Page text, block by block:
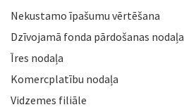
Nekustamo īpašumu vērtēšana
Dzīvojamā fonda pārdošanas nodaļa
Īres nodaļa
Komercplatību nodaļa
Vidzemes filiāle